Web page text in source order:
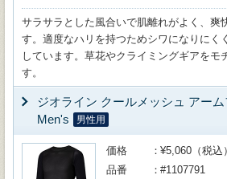
サラサラとした風合いで肌離れがよく、爽
す。適度なハリを持つためシワになりにく
しています。草花やクライミングギアをモ
す。
ジオライン クールメッシュ アー
Men's
男性用
価格
¥5,060（税込）
品番
#1107791